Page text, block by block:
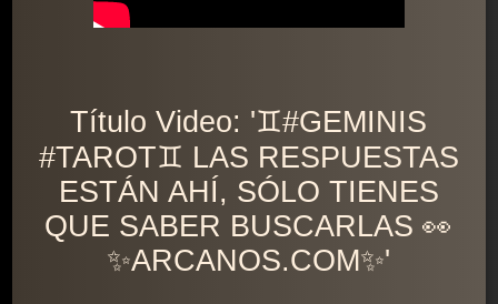
Título Video: '♊️#GEMINIS
#TAROT♊️ LAS RESPUESTAS
ESTÁN AHÍ, SÓLO TIENES
QUE SABER BUSCARLAS 👀
✨ARCANOS.COM✨'